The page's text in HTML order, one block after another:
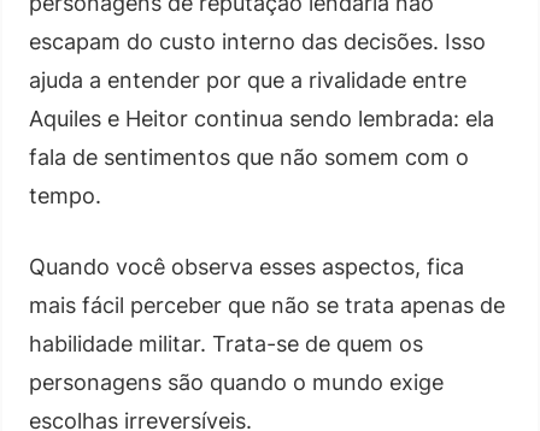
escapam do custo interno das decisões. Isso
ajuda a entender por que a rivalidade entre
Aquiles e Heitor continua sendo lembrada: ela
fala de sentimentos que não somem com o
tempo.
Quando você observa esses aspectos, fica
mais fácil perceber que não se trata apenas de
habilidade militar. Trata-se de quem os
personagens são quando o mundo exige
escolhas irreversíveis.